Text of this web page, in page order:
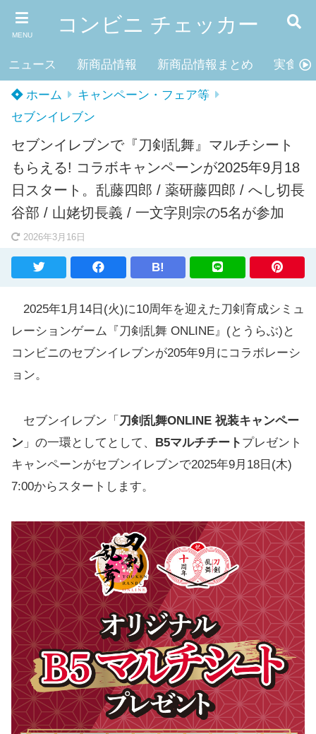
MENU コンビニ チェッカー
ニュース 新商品情報 新商品情報まとめ 実食レ
ホーム
キャンペーン・フェア等
セブンイレブン
セブンイレブンで『刀剣乱舞』マルチシート
もらえる! コラボキャンペーンが2025年9月18
日スタート。乱藤四郎 / 薬研藤四郎 / へし切長
谷部 / 山姥切長義 / 一文字則宗の5名が参加
2026年3月16日
B!
2025年1月14日(火)に10周年を迎えた刀剣育成シミュ
レーションゲーム『刀剣乱舞 ONLINE』(とうらぶ)と
コンビニのセブンイレブンが205年9月にコラボレーシ
ョン。
セブンイレブン「 刀剣乱舞ONLINE 祝装キャンペー
ン 」の一環としてとして、 B5マルチチート プレゼント
キャンペーンがセブンイレブンで2025年9月18日(木)
7:00からスタートします。